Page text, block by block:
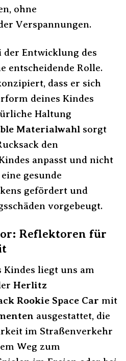
ohne
Verspannungen.
der Entwicklung des
entscheidende Rolle.
dass er sich
deines Kindes
Haltung
Materialwahl sorgt
den
anpasst und nicht
gesunde
gefördert und
vorgebeugt.
Reflektoren für
Kindes liegt uns am
Herlitz
Rookie Space Car mit
ausgestattet, die
im Straßenverkehr
Weg zum